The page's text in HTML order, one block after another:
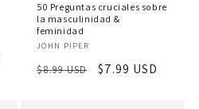
50 Preguntas cruciales sobre
la masculinidad &
feminidad
Proveedor:
JOHN PIPER
Precio
$8.99 USD
Precio
$7.99 USD